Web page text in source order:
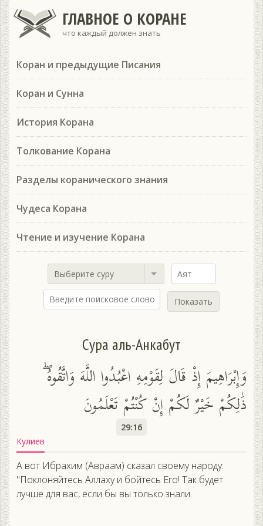
ГЛАВНОЕ О КОРАНЕ
что каждый должен знать
Коран и предыдущие Писания
Коран и Сунна
История Корана
Толкование Корана
Разделы коранического знания
Чудеса Корана
Чтение и изучение Корана
Выберите суру
Показать
Сура аль-Анкабут
وَإِبْرَاهِيمَ إِذْ قَالَ لِقَوْمِهِ اعْبُدُوا اللَّهَ وَاتَّقُوهُ ۖ
ذَٰلِكُمْ خَيْرٌ لَكُمْ إِنْ كُنْتُمْ تَعْلَمُونَ
29:16
Кулиев
А вот Ибрахим (Авраам) сказал своему народу:
"Поклоняйтесь Аллаху и бойтесь Его! Так будет
лучше для вас, если бы вы только знали.